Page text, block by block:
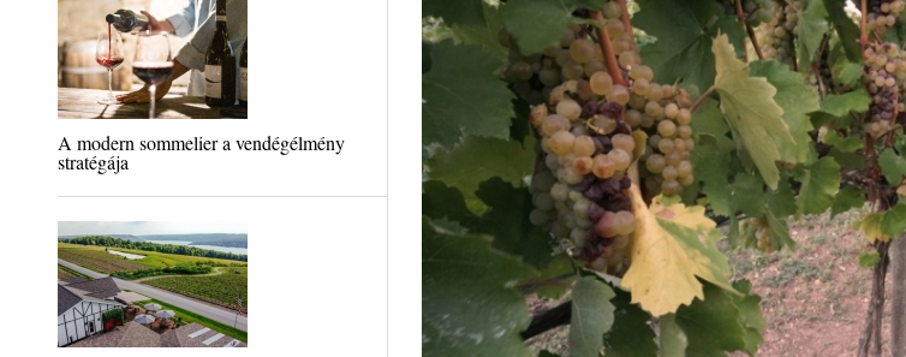
A modern sommelier a vendégélmény
stratégája
Így lesz valaki egy év alatt végzett
borász #26 - tényleg a legutolsó
poszt
Az extra ráadás fotók mellett a legjobb
pillanatokat válogattam össze...